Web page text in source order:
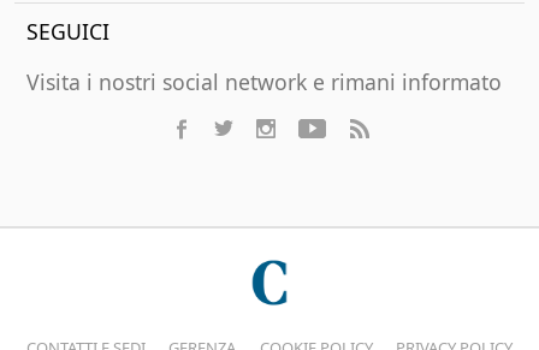
SEGUICI
Visita i nostri social network e rimani informato